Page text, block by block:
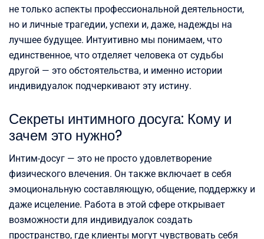
не только аспекты профессиональной деятельности,
но и личные трагедии, успехи и, даже, надежды на
лучшее будущее. Интуитивно мы понимаем, что
единственное, что отделяет человека от судьбы
другой — это обстоятельства, и именно истории
индивидуалок подчеркивают эту истину.
Секреты интимного досуга: Кому и
зачем это нужно?
Интим-досуг — это не просто удовлетворение
физического влечения. Он также включает в себя
эмоциональную составляющую, общение, поддержку и
даже исцеление. Работа в этой сфере открывает
возможности для индивидуалок создать
пространство, где клиенты могут чувствовать себя